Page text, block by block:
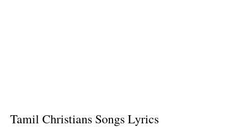
Tamil Christians Songs Lyrics